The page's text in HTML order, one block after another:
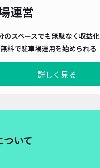
運営
のスペースでも無駄なく収益化
料で駐車場運用を始められる
詳しく見る
ついて